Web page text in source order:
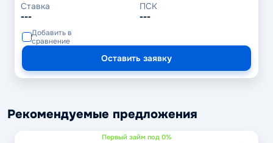
Ставка
---
ПСК
---
Добавить в
сравнение
Оставить заявку
Рекомендуемые предложения
Первый займ под 0%